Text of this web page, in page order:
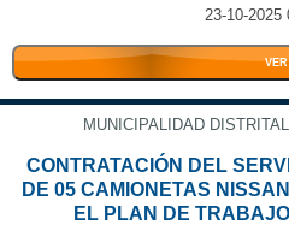
23-10-2025
VER
MUNICIPALIDAD
CONTRATACIÓN DEL
DE 05 CAMIONETAS
EL PLAN DE